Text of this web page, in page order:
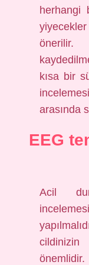
herhangi
kısa bir
arasında
EEG
Acil